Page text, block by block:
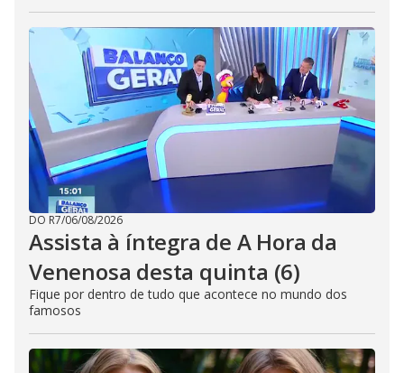
DO R7/06/08/2026
Assista à íntegra de A Hora da
Venenosa desta quinta (6)
Fique por dentro de tudo que acontece no mundo dos
famosos